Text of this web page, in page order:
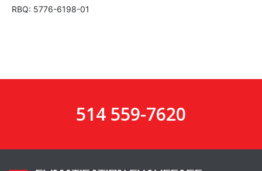
RBQ: 5776-6198-01
514 559-7620